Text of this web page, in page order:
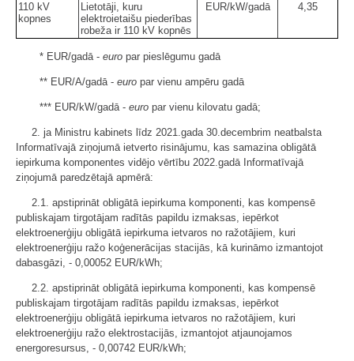
110 kV
kopnes
Lietotāji, kuru
elektroietaišu piederības
robeža ir 110 kV kopnēs
EUR/kW/gadā 4,35
* EUR/gadā - euro par pieslēgumu gadā
** EUR/A/gadā - euro par vienu ampēru gadā
*** EUR/kW/gadā - euro par vienu kilovatu gadā;
2. ja Ministru kabinets līdz 2021.gada 30.decembrim neatbalsta
Informatīvajā ziņojumā ietverto risinājumu, kas samazina obligātā
iepirkuma komponentes vidējo vērtību 2022.gadā Informatīvajā
ziņojumā paredzētajā apmērā:
2.1. apstiprināt obligātā iepirkuma komponenti, kas kompensē
publiskajam tirgotājam radītās papildu izmaksas, iepērkot
elektroenerģiju obligātā iepirkuma ietvaros no ražotājiem, kuri
elektroenerģiju ražo koģenerācijas stacijās, kā kurināmo izmantojot
dabasgāzi, - 0,00052 EUR/kWh;
2.2. apstiprināt obligātā iepirkuma komponenti, kas kompensē
publiskajam tirgotājam radītās papildu izmaksas, iepērkot
elektroenerģiju obligātā iepirkuma ietvaros no ražotājiem, kuri
elektroenerģiju ražo elektrostacijās, izmantojot atjaunojamos
energoresursus, - 0,00742 EUR/kWh;